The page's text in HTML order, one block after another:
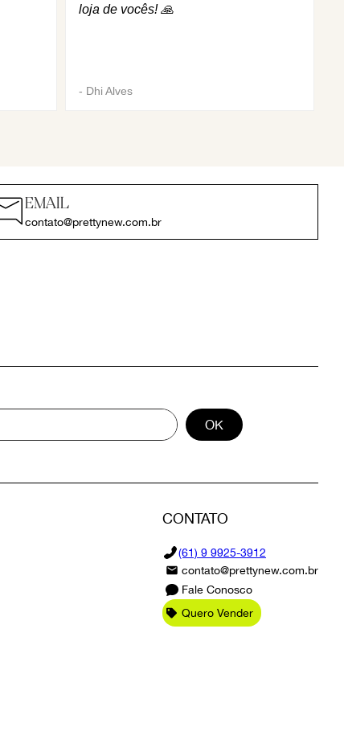
loja de vocês! 🙏
- Dhi Alves
EMAIL
contato@prettynew.com.br
OK
CONTATO
(61) 9 9925-3912
contato@prettynew.com.br
Fale Conosco
Quero Vender